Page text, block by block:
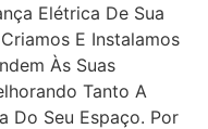
Elétrica De Sua
E Instalamos
Às Suas
Tanto A
Do Seu Espaço. Por